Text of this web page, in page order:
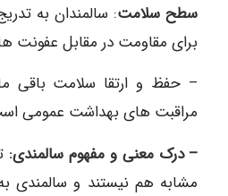
سطح سلامت: سالمندان به
برای مقاومت در مقابل عفونت‎ ها از دست می ‎دهند
مراقبت‎ های بهداشت عمومی است.
– درک معنی و مفهوم سالمندی:
مشابه هم نیستند و سالمندی